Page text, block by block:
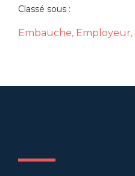
Classé sous :
Embauche, Employeur,